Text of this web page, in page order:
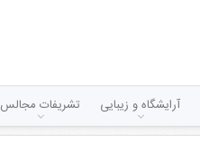
آرایشگاه و زیبایی تشریفات مجالس